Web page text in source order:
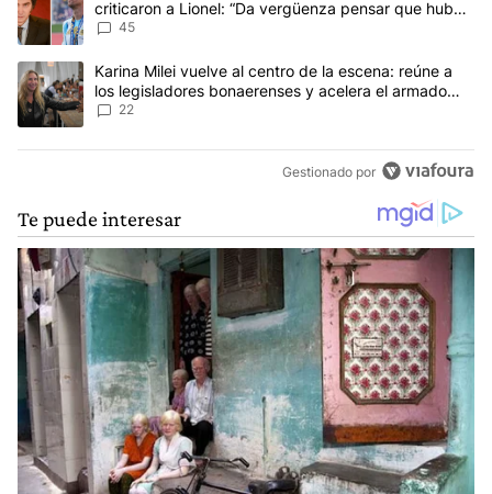
criticaron a Lionel: “Da vergüenza pensar que hubo
anti-Messi”
45
Un artículo de tendencia con el título "Karina Milei vuelve al
Karina Milei vuelve al centro de la escena: reúne a
los legisladores bonaerenses y acelera el armado
para 2027
22
Gestionado por